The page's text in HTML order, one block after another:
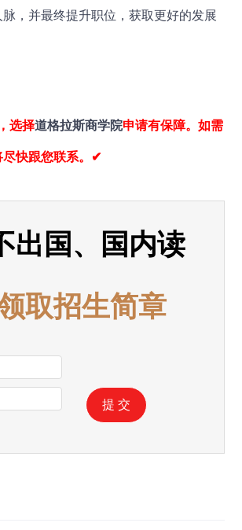
，并最终提升职位，获取更好的发展
选择道格拉斯商学院申请有保障。如需
尽快跟您联系。✔
出国、国内读
取招生简章
提 交